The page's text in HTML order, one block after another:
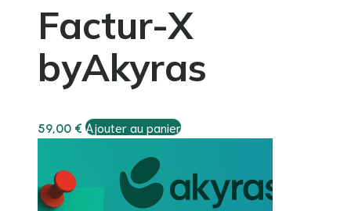
Factur-X
byAkyras
59,00 € Ajouter au panier